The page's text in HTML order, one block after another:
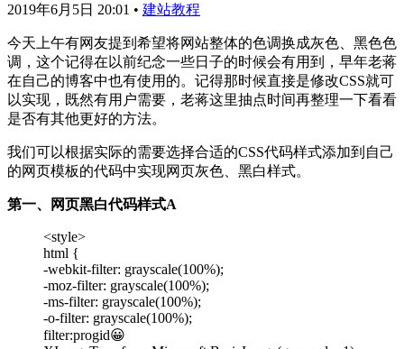
2019年6月5日 20:01 • 建站教程
今天上午有网友提到希望将网站整体的色调换成灰色、黑色色
调，这个记得在以前纪念一些日子的时候会有用到，早年老蒋
在自己的博客中也有使用的。记得那时候直接是修改CSS就可
以实现，既然有用户需要，老蒋这里抽点时间再整理一下看看
是否有其他更好的方法。
我们可以根据实际的需要选择合适的CSS代码样式添加到自己
的网页模板的代码中实现网页灰色、黑白样式。
第一、网页黑白代码样式A
<style>
html {
-webkit-filter: grayscale(100%);
-moz-filter: grayscale(100%);
-ms-filter: grayscale(100%);
-o-filter: grayscale(100%);
filter:progid😀